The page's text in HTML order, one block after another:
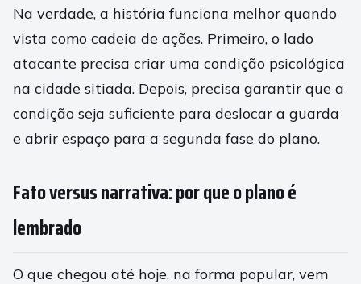
Na verdade, a história funciona melhor quando
vista como cadeia de ações. Primeiro, o lado
atacante precisa criar uma condição psicológica
na cidade sitiada. Depois, precisa garantir que a
condição seja suficiente para deslocar a guarda
e abrir espaço para a segunda fase do plano.
Fato versus narrativa: por que o plano é
lembrado
O que chegou até hoje, na forma popular, vem